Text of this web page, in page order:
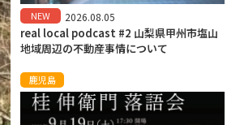
NEW 2026.08.05
real local podcast #2 山梨県甲州市塩山
地域周辺の不動産事情について
鹿児島